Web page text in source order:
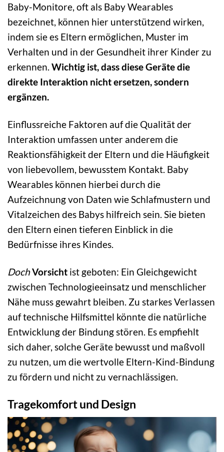
Baby-Monitore, oft als Baby Wearables
bezeichnet, können hier unterstützend wirken,
indem sie es Eltern ermöglichen, Muster im
Verhalten und in der Gesundheit ihrer Kinder zu
erkennen. Wichtig ist, dass diese Geräte die
direkte Interaktion nicht ersetzen, sondern
ergänzen.
Einflussreiche Faktoren auf die Qualität der
Interaktion umfassen unter anderem die
Reaktionsfähigkeit der Eltern und die Häufigkeit
von liebevollem, bewusstem Kontakt. Baby
Wearables können hierbei durch die
Aufzeichnung von Daten wie Schlafmustern und
Vitalzeichen des Babys hilfreich sein. Sie bieten
den Eltern einen tieferen Einblick in die
Bedürfnisse ihres Kindes.
DochVorsicht ist geboten: Ein Gleichgewicht
zwischen Technologieeinsatz und menschlicher
Nähe muss gewahrt bleiben. Zu starkes Verlassen
auf technische Hilfsmittel könnte die natürliche
Entwicklung der Bindung stören. Es empfiehlt
sich daher, solche Geräte bewusst und maßvoll
zu nutzen, um die wertvolle Eltern-Kind-Bindung
zu fördern und nicht zu vernachlässigen.
Tragekomfort und Design